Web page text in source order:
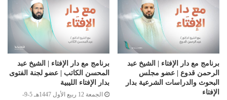
برنامج مع دار الإفتاء | الشيخ عبد
الرحمن قدوع | عضو مجلس
البحوث والدراسات الشرعية بدار
الإفتاء
برنامج مع دار الإفتاء | الشيخ عبد
المحسن الكاتب | عضو لجنة الفتوى
بدار الإفتاء الليبية
الجمعة 12 ربيع الأول 1447هـ 5-9-